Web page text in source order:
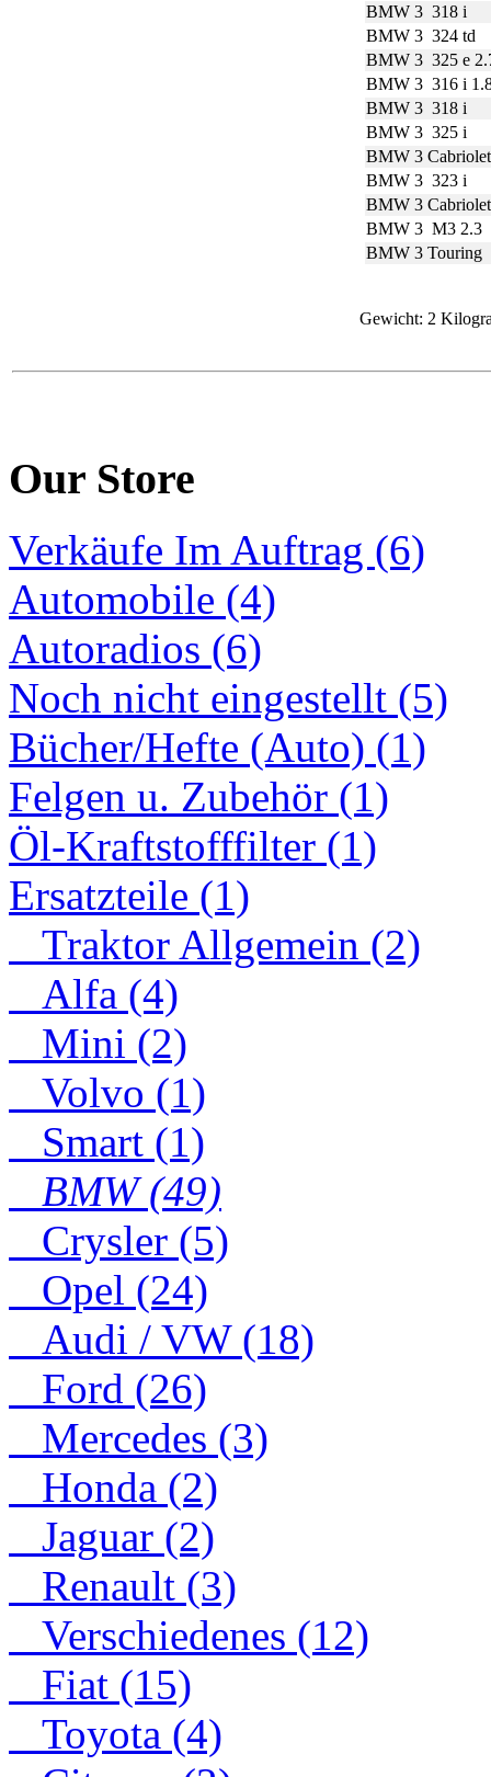
BMW 3 318 i
BMW 3 324 td
BMW 3 325 e
BMW 3 316 i
BMW 3 318 i
BMW 3 325 i
BMW 3
BMW 3 323 i
BMW 3
BMW 3 M3 2.3
BMW 3 Touring
Gewicht: 2
Our Store
Verkäufe Im Auftrag (6)
Automobile (4)
Autoradios (6)
Noch nicht eingestellt (5)
Bücher/Hefte (Auto) (1)
Felgen u. Zubehör (1)
Öl-Kraftstofffilter (1)
Ersatzteile (1)
Traktor Allgemein (2)
Alfa (4)
Mini (2)
Volvo (1)
Smart (1)
BMW (49)
Crysler (5)
Opel (24)
Audi / VW (18)
Ford (26)
Mercedes (3)
Honda (2)
Jaguar (2)
Renault (3)
Verschiedenes (12)
Fiat (15)
Toyota (4)